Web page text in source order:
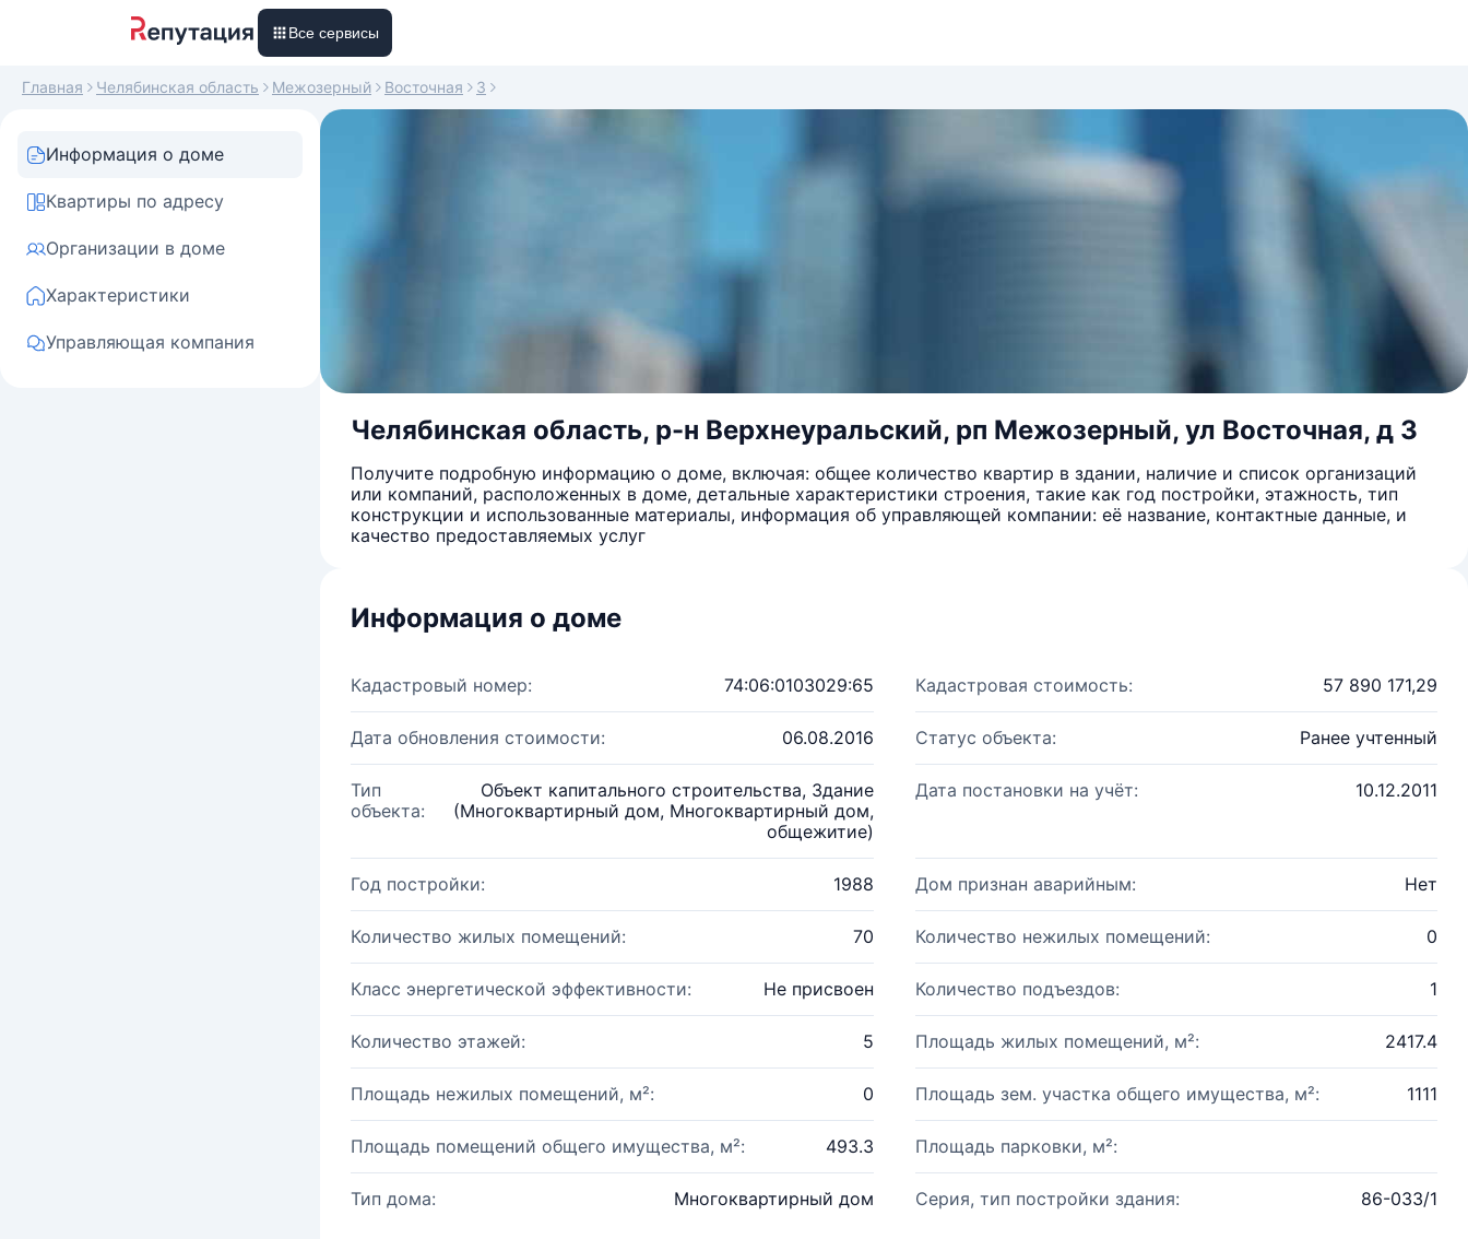
Все сервисы
Главная Челябинская область Межозерный Восточная 3
Информация о доме
Квартиры по адресу
Организации в доме
Характеристики
Управляющая компания
Челябинская область, р-н Верхнеуральский, рп Межозерный, ул Восточная, д 3
Получите подробную информацию о доме, включая: общее количество квартир в здании, наличие и список организаций
или компаний, расположенных в доме, детальные характеристики строения, такие как год постройки, этажность, тип
конструкции и использованные материалы, информация об управляющей компании: её название, контактные данные, и
качество предоставляемых услуг
Информация о доме
Кадастровый номер: 74:06:0103029:65 Кадастровая стоимость: 57 890 171,29
Дата обновления стоимости: 06.08.2016 Статус объекта: Ранее учтенный
Тип
объекта:
Объект капитального строительства, Здание
(Многоквартирный дом, Многоквартирный дом,
общежитие)
Дата постановки на учёт: 10.12.2011
Год постройки: 1988 Дом признан аварийным: Нет
Количество жилых помещений: 70 Количество нежилых помещений: 0
Класс энергетической эффективности: Не присвоен Количество подъездов: 1
Количество этажей: 5 Площадь жилых помещений, м²: 2417.4
Площадь нежилых помещений, м²: 0 Площадь зем. участка общего имущества, м²: 1111
Площадь помещений общего имущества, м²: 493.3 Площадь парковки, м²:
Тип дома: Многоквартирный дом Серия, тип постройки здания: 86-033/1